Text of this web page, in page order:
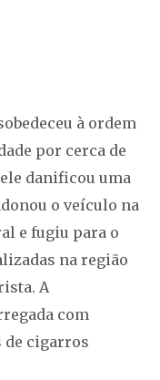
à ordem
por cerca de
danificou uma
o veículo na
e fugiu para o
na região
A
com
de cigarros